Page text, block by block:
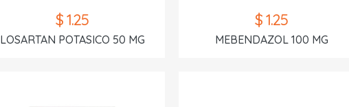
$ 1.25
LOSARTAN POTASICO 50 MG
$ 1.25
MEBENDAZOL 100 MG